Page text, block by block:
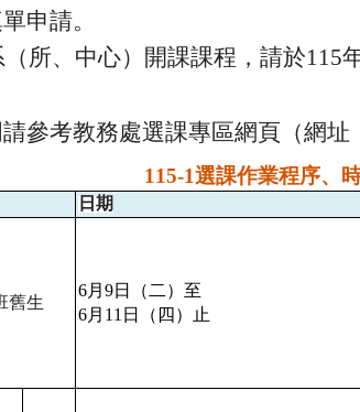
申請。
所、中心）開課課程，請於115
參考教務處選課專區網頁（網址
115-1選課作業程序、
日期
舊生
6月 9日（二）至
6月 11 日（四）止